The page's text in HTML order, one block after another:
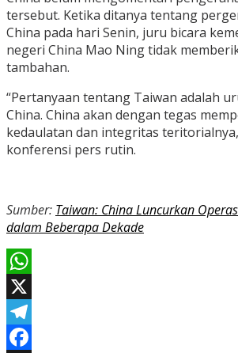
tersebut. Ketika ditanya tentang
China pada hari Senin, juru bicara
negeri China Mao Ning tidak
tambahan.
“Pertanyaan tentang Taiwan adalah
China. China akan dengan tegas
kedaulatan dan integritas
konferensi pers rutin.
Sumber: Taiwan: China Luncurkan
dalam Beberapa Dekade
WhatsApp
X
Telegram